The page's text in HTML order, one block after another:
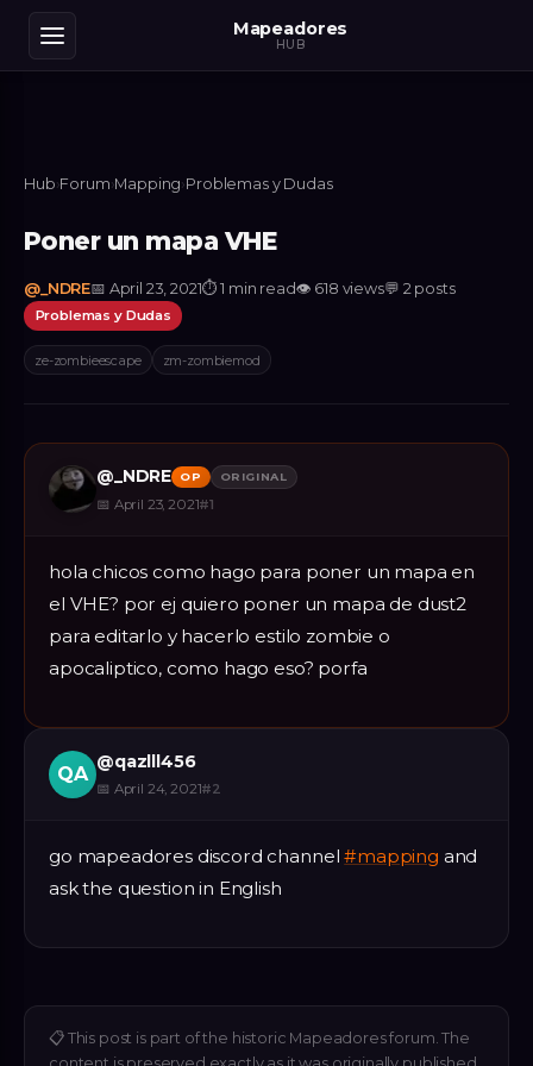
Mapeadores
HUB
Hub›Forum›Mapping›Problemas y Dudas
Poner un mapa VHE
@_NDRE📅 April 23, 2021⏱1 min read👁 618 views💬 2 posts
Problemas y Dudas
ze-zombieescape zm-zombiemod
@_NDRE OP ORIGINAL
📅 April 23, 2021#1
hola chicos como hago para poner un mapa en
el VHE? por ej quiero poner un mapa de dust2
para editarlo y hacerlo estilo zombie o
apocaliptico, como hago eso? porfa
QA
@qazlll456
📅 April 24, 2021#2
go mapeadores discord channel#mapping and
ask the question in English
📋 This post is part of the historic Mapeadores forum. The